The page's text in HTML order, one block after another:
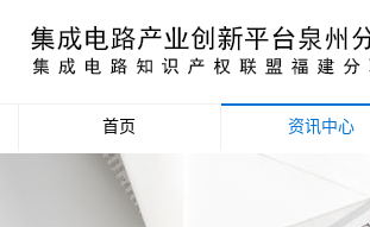
首页 资讯中心